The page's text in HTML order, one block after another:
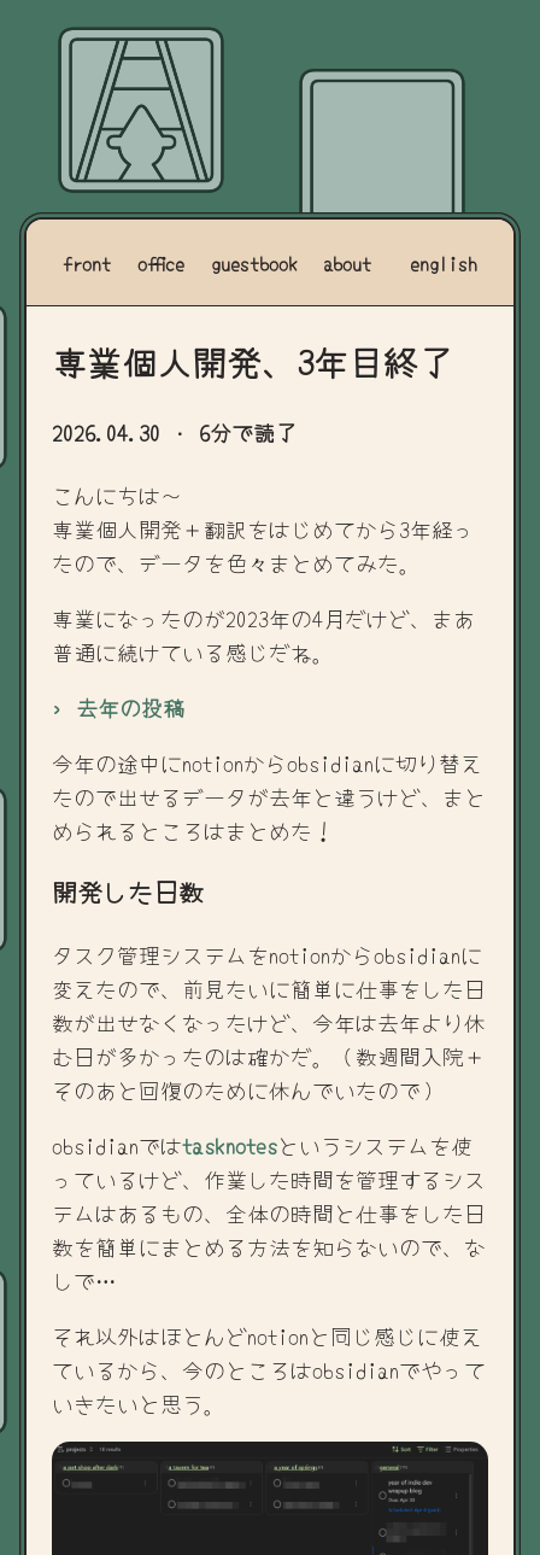
front office guestbook about english
専業個人開発、3年目終了
2026.04.30
· 6分で読了
こんにちは～
専業個人開発＋翻訳をはじめてから3年経っ
たので、データを色々まとめてみた。
専業になったのが2023年の4月だけど、まあ
普通に続けている感じだね。
› 去年の投稿
今年の途中にnotionからobsidianに切り替え
たので出せるデータが去年と違うけど、まと
められるところはまとめた！
開発した日数
タスク管理システムをnotionからobsidianに
変えたので、前見たいに簡単に仕事をした日
数が出せなくなったけど、今年は去年より休
む日が多かったのは確かだ。（数週間入院＋
そのあと回復のために休んでいたので）
obsidianではtasknotesというシステムを使
っているけど、作業した時間を管理するシス
テムはあるもの、全体の時間と仕事をした日
数を簡単にまとめる方法を知らないので、な
しで…
それ以外はほとんどnotionと同じ感じに使え
ているから、今のところはobsidianでやって
いきたいと思う。